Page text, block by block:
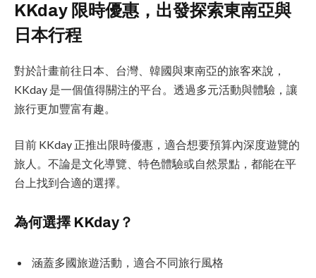
KKday 限時優惠，出發探索東南亞與
日本行程
對於計畫前往日本、台灣、韓國與東南亞的旅客來說，
KKday 是一個值得關注的平台。透過多元活動與體驗，讓
旅行更加豐富有趣。
目前 KKday 正推出限時優惠，適合想要預算內深度遊覽的
旅人。不論是文化導覽、特色體驗或自然景點，都能在平
台上找到合適的選擇。
為何選擇 KKday？
涵蓋多國旅遊活動，適合不同旅行風格